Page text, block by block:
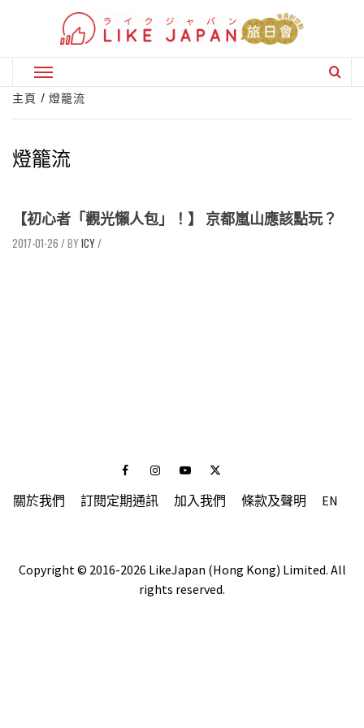
Primary
Menu
主頁 燈籠流
燈籠流
【初心者「觀光懶人包」！】 京都嵐山應該點玩？
2017-01-26 / ICY/
FacebookInstagramYoutubeTwitter
關於我們 訂閱定期通訊 加入我們 條款及聲明 EN
Copyright © 2016-2026 LikeJapan (Hong Kong) Limited. All
rights reserved.